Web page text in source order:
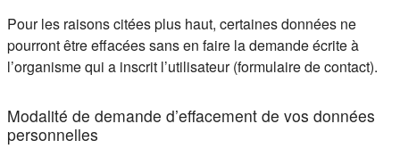
Pour les raisons citées plus haut, certaines données ne
pourront être effacées sans en faire la demande écrite à
l’organisme qui a inscrit l’utilisateur (formulaire de contact).
Modalité de demande d’effacement de vos données
personnelles